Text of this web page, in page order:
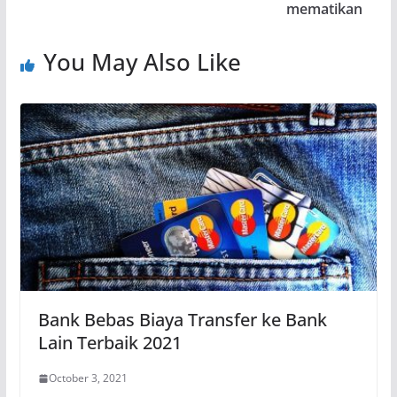
mematikan
You May Also Like
Bank Bebas Biaya Transfer ke Bank
Lain Terbaik 2021
October 3, 2021